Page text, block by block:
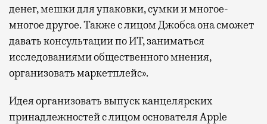
денег, мешки для упаковки, сумки и многое-
многое другое. Также с лицом Джобса она сможет
давать консультации по ИТ, заниматься
исследованиями общественного мнения,
организовать маркетплейс».
Идея организовать выпуск канцелярских
принадлежностей с лицом основателя Apple